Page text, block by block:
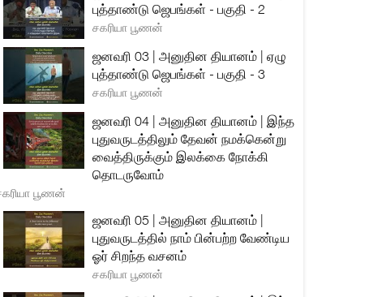
புத்தாண்டு ஜெபங்கள் - பகுதி - 2
சகரியா பூணன்
ஜனவரி 03 | அனுதின தியானம் | ஏழு
புத்தாண்டு ஜெபங்கள் - பகுதி - 3
சகரியா பூணன்
ஜனவரி 04 | அனுதின தியானம் | இந்த
புதுவருடத்திலும் தேவன் நமக்கென்று
வைத்திருக்கும் இலக்கை நோக்கி
தொடருவோம்
பூணன்
ஜனவரி 05 | அனுதின தியானம் |
புதுவருடத்தில் நாம் பின்பற்ற வேண்டிய
ஓர் சிறந்த வசனம்
சகரியா பூணன்